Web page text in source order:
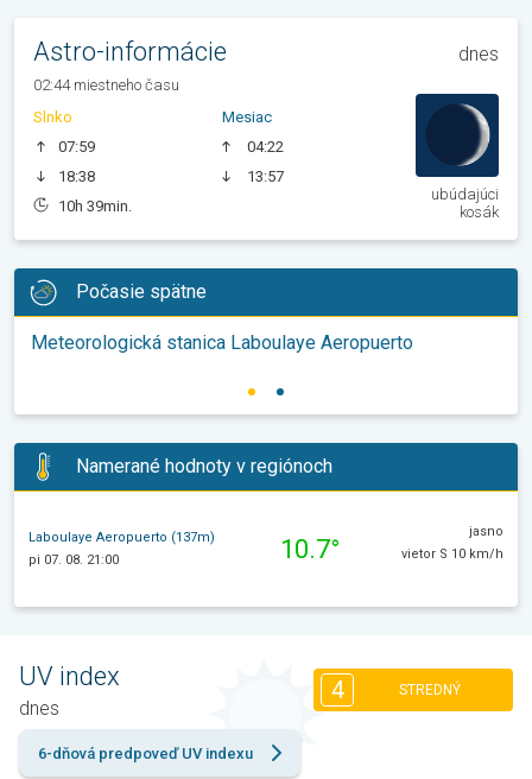
Astro-informácie dnes
02:44 miestneho času
Slnko
07:59
18:38
10h 39min.
Mesiac
04:22
13:57
ubúdajúci
kosák
Počasie spätne
Meteorologická stanica Laboulaye Aeropuerto
Namerané hodnoty v regiónoch
Laboulaye Aeropuerto (137m)
pi 07. 08. 21:00
10.7°
jasno
vietor S 10 km/h
UV index
dnes
4 STREDNÝ
6-dňová predpoveď UV indexu